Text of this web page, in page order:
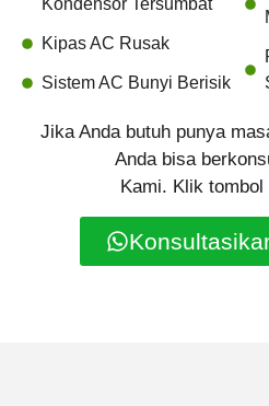
Kondensor Tersumbat
Kipas AC Rusak
Sistem AC Bunyi Berisik
Jika Anda butuh punya
Anda bisa
Kami. Klik